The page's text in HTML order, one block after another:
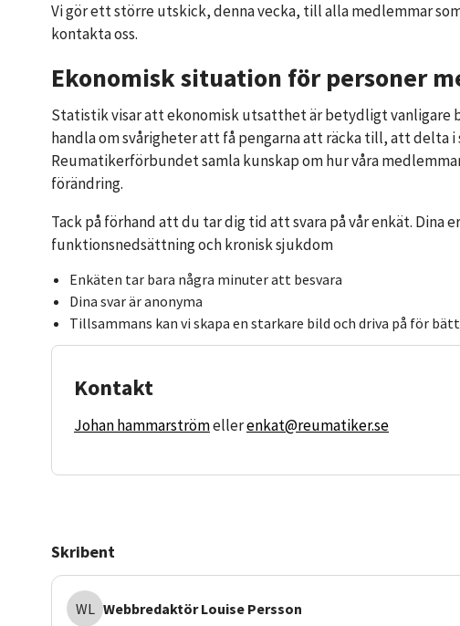
Vi gör ett större utskick, denna vecka, till alla medlemmar
kontakta oss.
Ekonomisk situation för personer
Statistik visar att ekonomisk utsatthet är betydligt vanligare
handla om svårigheter att få pengarna att räcka till, att
Reumatikerförbundet samla kunskap om hur våra
förändring.
Tack på förhand att du tar dig tid att svara på vår enkät.
funktionsnedsättning och kronisk sjukdom
Enkäten tar bara några minuter att besvara
Dina svar är anonyma
Tillsammans kan vi skapa en starkare bild och driva på för
Kontakt
Johan hammarströmellerenkat@reumatiker.se
Skribent
WL Webbredaktör Louise Persson